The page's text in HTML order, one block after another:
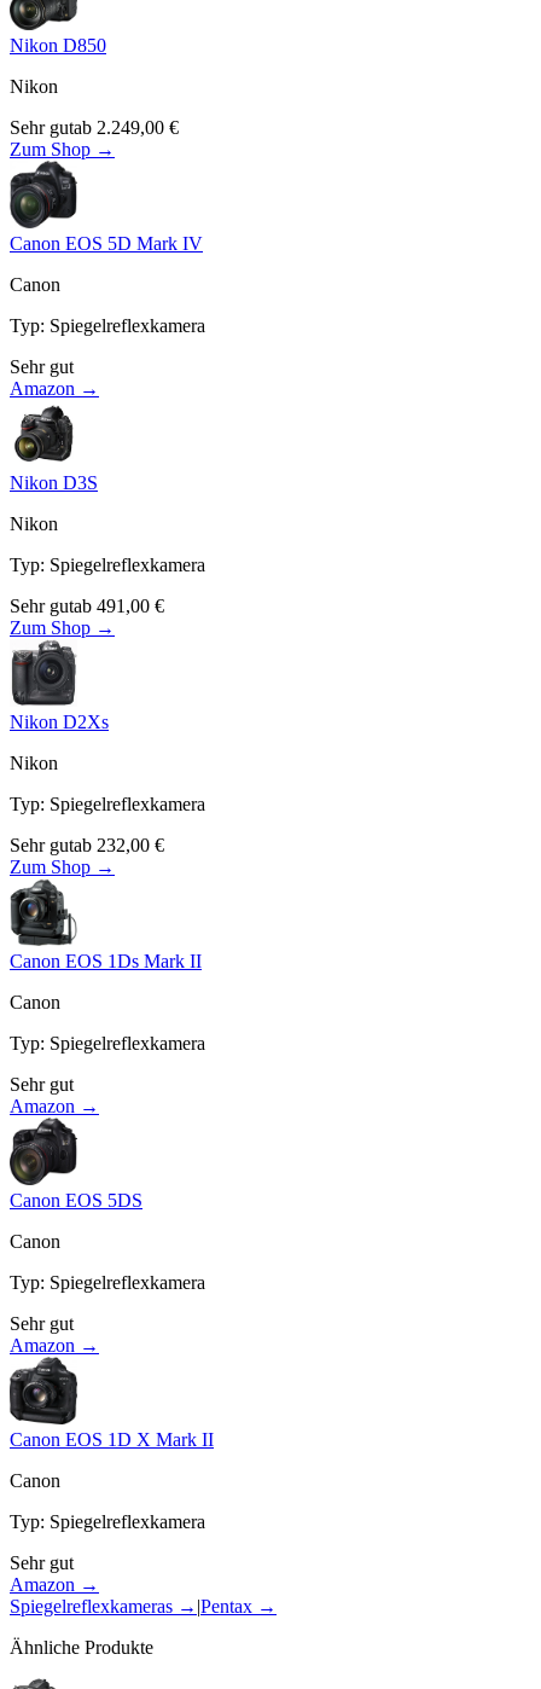
Nikon D850
Nikon
Sehr gutab 2.249,00 €
Zum Shop →
Canon EOS 5D Mark IV
Canon
Typ: Spiegelreflexkamera
Sehr gut
Amazon →
Nikon D3S
Nikon
Typ: Spiegelreflexkamera
Sehr gutab 491,00 €
Zum Shop →
Nikon D2Xs
Nikon
Typ: Spiegelreflexkamera
Sehr gutab 232,00 €
Zum Shop →
Canon EOS 1Ds Mark II
Canon
Typ: Spiegelreflexkamera
Sehr gut
Amazon →
Canon EOS 5DS
Canon
Typ: Spiegelreflexkamera
Sehr gut
Amazon →
Canon EOS 1D X Mark II
Canon
Typ: Spiegelreflexkamera
Sehr gut
Amazon →
Spiegelreflexkameras → |Pentax →
Ähnliche Produkte